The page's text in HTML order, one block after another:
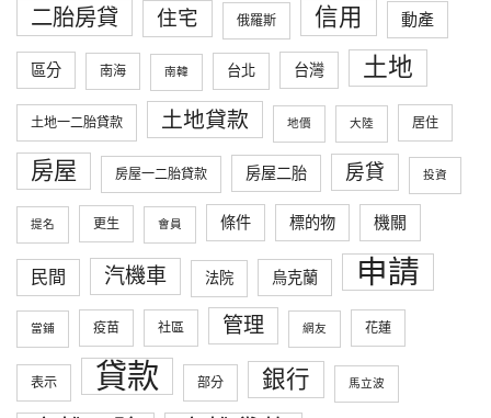
二胎房貸 住宅 俄羅斯 信用 動產
區分 南海 南韓 台北 台灣 土地
土地一二胎貸款 土地貸款 地價 大陸 居住
房屋 房屋一二胎貸款 房屋二胎 房貸 投資
提名 更生 會員 條件 標的物 機關
民間 汽機車 法院 烏克蘭 申請
當鋪 疫苗 社區 管理 網友 花蓮
表示 貸款 部分 銀行 馬立波